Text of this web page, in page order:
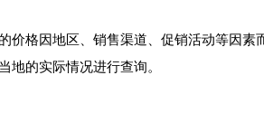
价格因地区、销售渠道、促销活动等因素
地的实际情况进行查询。